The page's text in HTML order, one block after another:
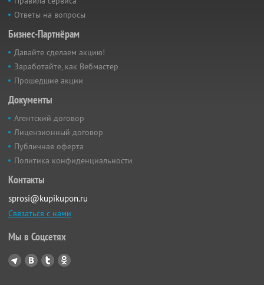
Ответы на вопросы
Бизнес-Партнёрам
Давайте сделаем акцию!
Заработайте, как Вебмастер
Прошедшие акции
Документы
Агентский договор
Лицензионный договор
Публичная оферта
Политика конфиденциальности
Контакты
sprosi@kupikupon.ru
Связаться с нами
Мы в Соцсетях